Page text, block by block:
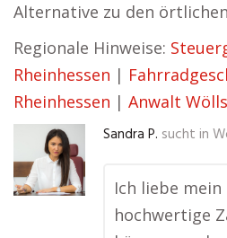
Alternative zu den
Regionale Hinweise:
Rheinhessen |
Rheinhessen | Anwalt
Sandra P. sucht in
Ich liebe
hochwertige